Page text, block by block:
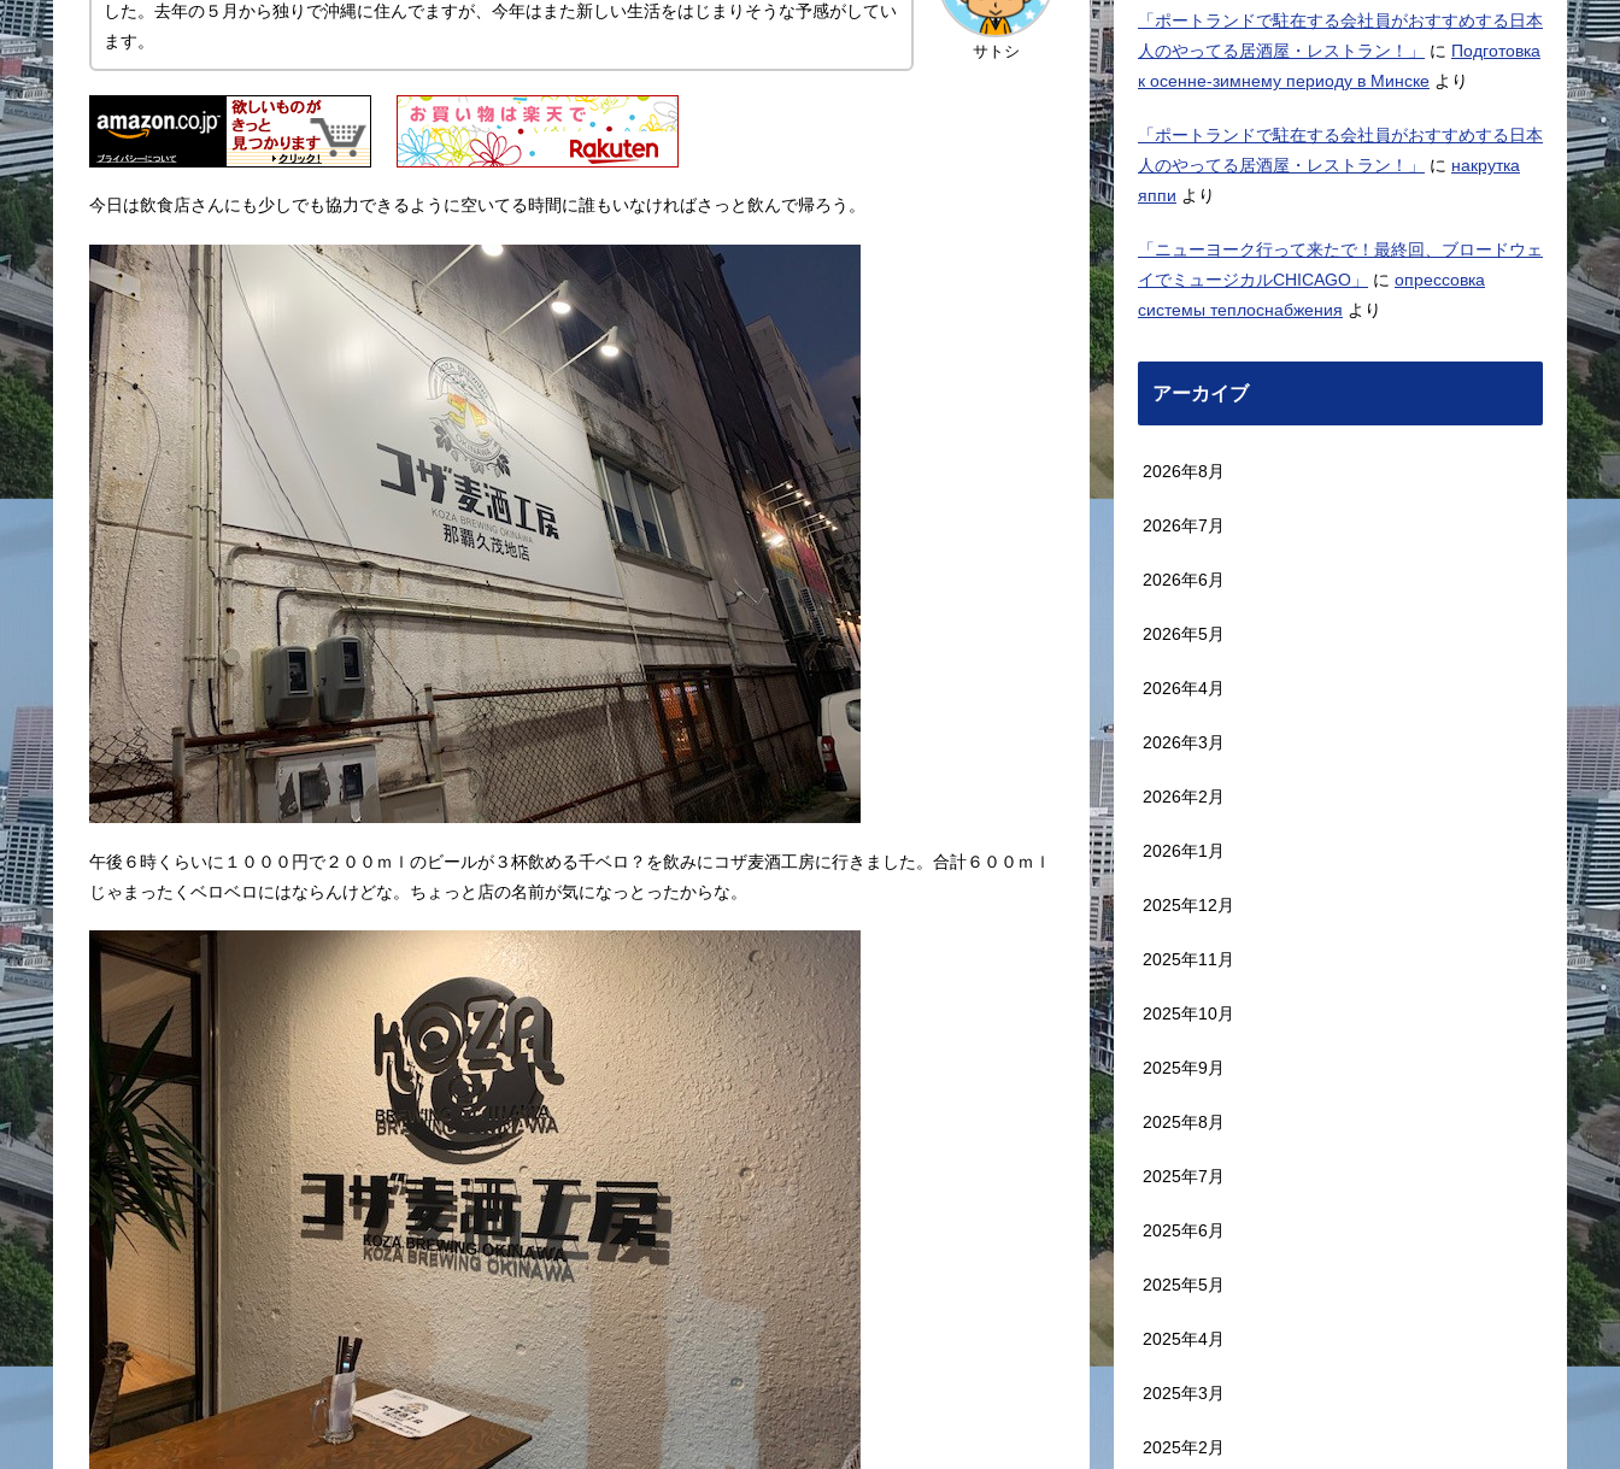
サトシ
した。去年の５月から独りで沖縄に住んでますが、今年はまた新しい生活をはじまりそうな予感がしてい
ます。
今日は飲食店さんにも少しでも協力できるように空いてる時間に誰もいなければさっと飲んで帰ろう。
午後６時くらいに１０００円で２００ｍｌのビールが３杯飲める千ベロ？を飲みにコザ麦酒工房に行きました。合計６００ｍｌ
じゃまったくベロベロにはならんけどな。ちょっと店の名前が気になっとったからな。
「ポートランドで駐在する会社員がおすすめする日本
人のやってる居酒屋・レストラン！」
に Подготовка
к осенне-зимнему периоду в Минске より
「ポートランドで駐在する会社員がおすすめする日本
人のやってる居酒屋・レストラン！」
に накрутка
яппи より
「ニューヨーク行って来たで！最終回、ブロードウェ
イでミュージカルCHICAGO」
に опрессовка
системы теплоснабжения より
アーカイブ
2026年8月
2026年7月
2026年6月
2026年5月
2026年4月
2026年3月
2026年2月
2026年1月
2025年12月
2025年11月
2025年10月
2025年9月
2025年8月
2025年7月
2025年6月
2025年5月
2025年4月
2025年3月
2025年2月